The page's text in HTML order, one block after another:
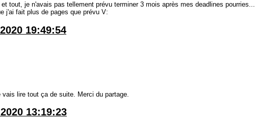
et tout, je n'avais pas tellement prévu terminer 3 mois après mes deadlines pourries...
j'ai fait plus de pages que prévu V:
19:49:54
vais lire tout ça de suite. Merci du partage.
13:19:23